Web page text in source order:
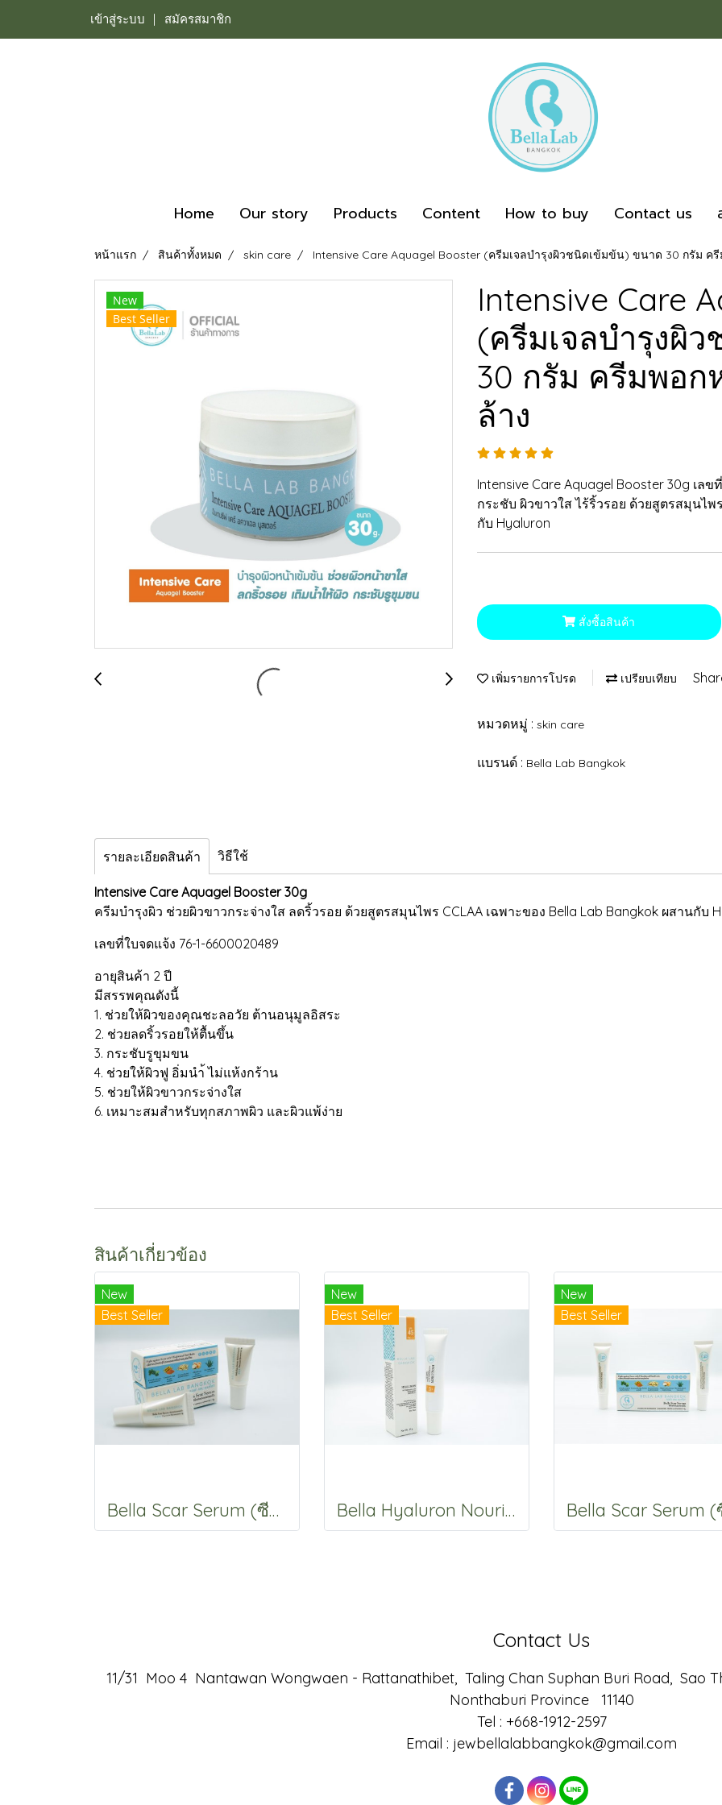
เข้าสู่ระบบ สมัครสมาชิก
Home Our story Products Content How to buy Contact us
หน้าแรก สินค้าทั้งหมด skin care Intensive Care Aquagel Booster (ครีมเจลบำรุงผิวชนิดเข้มข้น) ขนาด 30 กรัม ค
New
Best Seller
Intensive Care
(ครีมเจลบำรุงผิ
30 กรัม ครีมพอก
ล้าง
Intensive Care Aquagel Booster 30g เล
กระชับ ผิวขาวใส ไร้ริ้วรอย ด้วยสูตรสมุนไพ
กับ Hyaluron
สั่งซื้อสินค้า
เพิ่มรายการโปรด เปรียบเทียบ
หมวดหมู่ : skin care
แบรนด์ : Bella Lab Bangkok
รายละเอียดสินค้า วิธีใช้
Intensive Care Aquagel Booster 30g
ครีมบำรุงผิว ช่วยผิวขาวกระจ่างใส ลดริ้วรอย ด้วยสูตรสมุนไพร CCLAA เฉพาะของ Bella Lab Bangkok ผสานกับ
เลขที่ใบจดแจ้ง 76-1-6600020489
อายุสินค้า 2 ปี
มีสรรพคุณดังนี้
1. ช่วยให้ผิวของคุณชะลอวัย ต้านอนุมูลอิสระ
2. ช่วยลดริ้วรอยให้ตื้นขึ้น
3. กระชับรูขุมขน
4. ช่วยให้ผิวฟู อิ่มนำ้ ไม่แห้งกร้าน
5. ช่วยให้ผิวขาวกระจ่างใส
6. เหมาะสมสำหรับทุกสภาพผิว และผิวแพ้ง่าย
สินค้าเกี่ยวข้อง
New
Best Seller
Bella Scar Serum (ซีรั่มลดรอยแผลเป็น) ขนาด 5 กรัม จากสารสกัดสมุนไพรไทย
New
Best Seller
Bella Hyaluron Nourishing & UV Sunscreen SPF45 PA+++ (ครีมกันแดดผสมไฮยาลูรอน แบบ Physical) ขนาด 15 กรัม
New
Best Seller
Contact Us
11/31 Moo 4 Nantawan Wongwaen - Rattanathibet, Taling Chan Suphan Buri Road, Sao
Nonthaburi Province 11140
Tel : +668-1912-2597
Email : jewbellalabbangkok@gmail.com